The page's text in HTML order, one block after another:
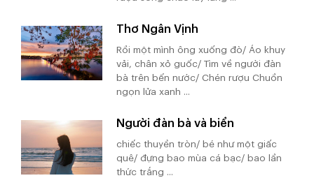
Thơ Ngân Vịnh
Rồi một mình ông xuống đò/ Áo khuy
vải, chân xỏ guốc/ Tìm về người đàn
bà trên bến nước/ Chén rượu Chuồn
ngọn lửa xanh ...
Người đàn bà và biển
chiếc thuyền tròn/ bé như một giấc
quê/ đựng bao mùa cá bạc/ bao lần
thức trắng ...